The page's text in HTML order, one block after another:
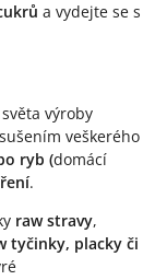
a vydejte se s
výroby
veškerého
ryb (domácí
.
raw stravy,
tyčinky, placky či